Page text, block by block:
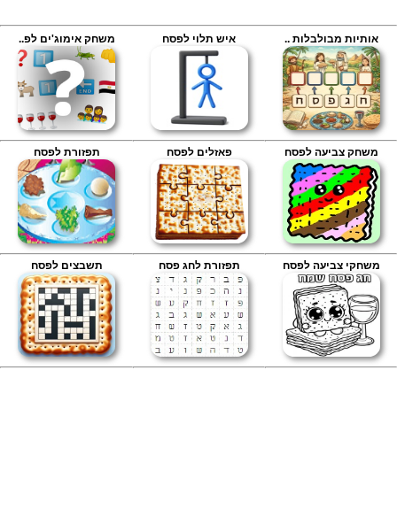
אותיות מבולבלות .. איש תלוי לפסח משחק אימוג'ים לפ..
משחק צביעה לפסח פאזלים לפסח תפזורת לפסח
משחקי צביעה לפסח תפזורת לחג פסח תשבצים לפסח